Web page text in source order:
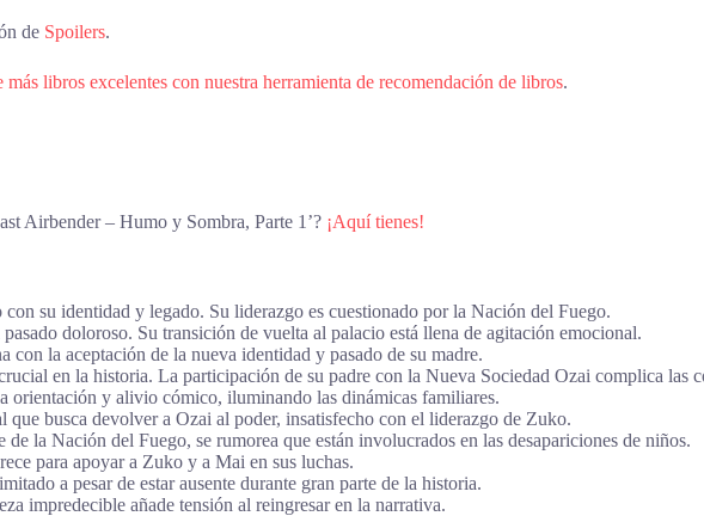
de Spoilers.
más libros excelentes con nuestra herramienta de recomendación de libros.
Airbender – Humo y Sombra, Parte 1’? ¡Aquí tienes!
su identidad y legado. Su liderazgo es cuestionado por la Nación del Fuego.
doloroso. Su transición de vuelta al palacio está llena de agitación emocional.
con la aceptación de la nueva identidad y pasado de su madre.
en la historia. La participación de su padre con la Nueva Sociedad Ozai complica las
orientación y alivio cómico, iluminando las dinámicas familiares.
que busca devolver a Ozai al poder, insatisfecho con el liderazgo de Zuko.
la Nación del Fuego, se rumorea que están involucrados en las desapariciones de niños.
para apoyar a Zuko y a Mai en sus luchas.
a pesar de estar ausente durante gran parte de la historia.
impredecible añade tensión al reingresar en la narrativa.